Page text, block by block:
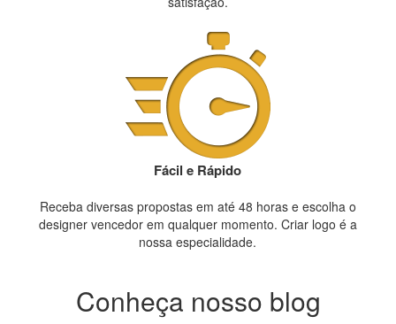
Fácil e Rápido
Receba diversas propostas em até 48 horas e escolha o
designer vencedor em qualquer momento. Criar logo é a
nossa especialidade.
Conheça nosso blog